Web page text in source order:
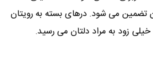
تضمین می شود. درهای بسته به رویتان
زود به مراد دلتان می رسید.